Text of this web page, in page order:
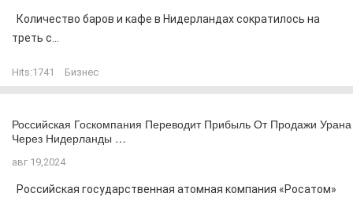
Количество баров и кафе в Нидерландах сократилось на
треть с...
Hits:1741 Бизнес
Российская Госкомпания Переводит Прибыль От Продажи Урана
Через Нидерланды …
авг 19,2024
Российская государственная атомная компания «Росатом»